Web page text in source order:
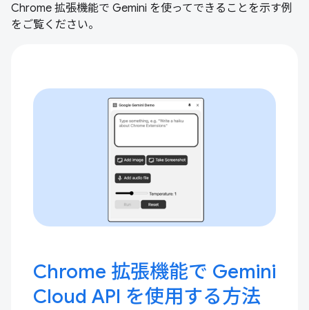
Chrome 拡張機能で Gemini を使ってできることを示す例
をご覧ください。
Chrome 拡張機能で Gemini
Cloud API を使用する方法